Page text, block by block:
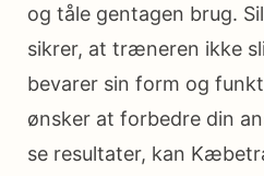
og tåle gentagen brug.
sikrer, at træneren ikke
bevarer sin form og
ønsker at forbedre din
se resultater, kan